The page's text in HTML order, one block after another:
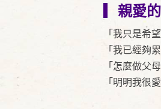
▎親愛
「我只是希
「我已經夠
「怎麼做父
「明明我很